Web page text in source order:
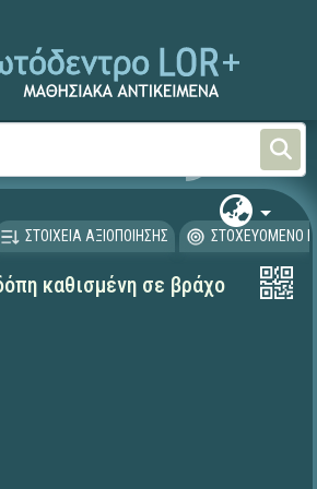
ΣΤΟΙΧΕΙΑ ΑΞΙΟΠΟΙΗΣΗΣ ΣΤΟΧΕΥΟΜΕΝΟ
καθισμένη σε βράχο